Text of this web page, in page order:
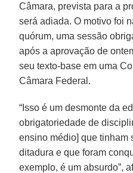
Câmara, prevista para a
será adiada. O motivo foi
quórum, uma sessão
após a aprovação de
seu texto-base em uma
Câmara Federal.
“Isso é um desmonte da
obrigatoriedade de
ensino médio] que tinham
ditadura e que foram
exemplo, é um absurdo”,